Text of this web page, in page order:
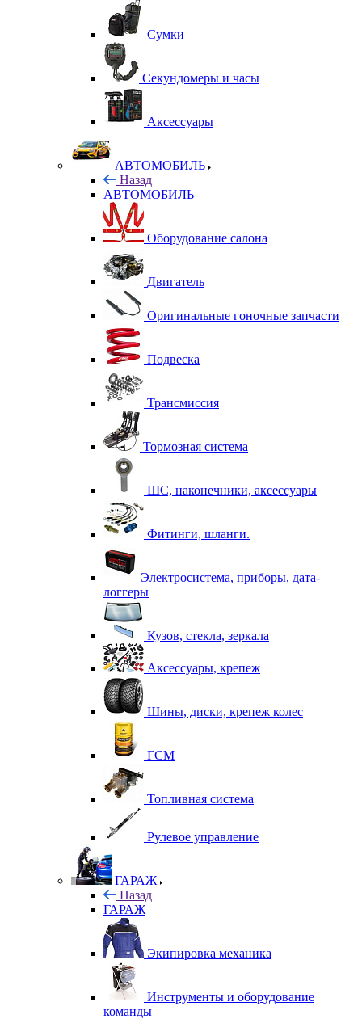
Сумки
Секундомеры и часы
Аксессуары
АВТОМОБИЛЬ
Назад
АВТОМОБИЛЬ
Оборудование салона
Двигатель
Оригинальные гоночные запчасти
Подвеска
Трансмиссия
Тормозная система
ШС, наконечники, аксессуары
Фитинги, шланги.
Электросистема, приборы, дата-
логгеры
Кузов, стекла, зеркала
Аксессуары, крепеж
Шины, диски, крепеж колес
ГСМ
Топливная система
Рулевое управление
ГАРАЖ
Назад
ГАРАЖ
Экипировка механика
Инструменты и оборудование
команды